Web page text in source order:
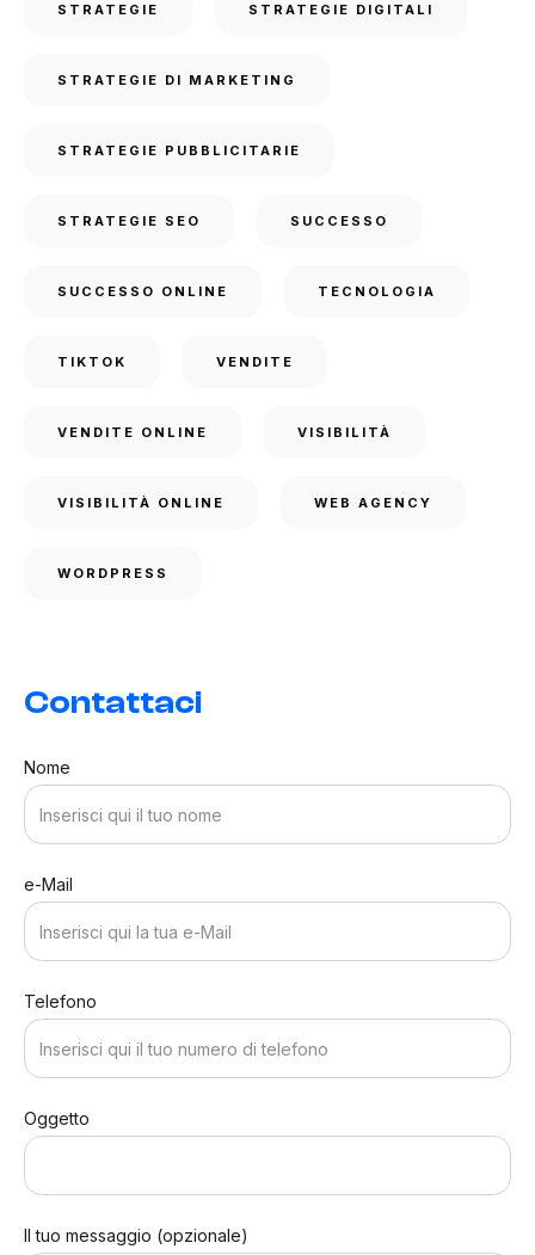
STRATEGIE STRATEGIE DIGITALI
STRATEGIE DI MARKETING
STRATEGIE PUBBLICITARIE
STRATEGIE SEO SUCCESSO
SUCCESSO ONLINE TECNOLOGIA
TIKTOK VENDITE
VENDITE ONLINE VISIBILITÀ
VISIBILITÀ ONLINE WEB AGENCY
WORDPRESS
Contattaci
Nome
e-Mail
Telefono
Oggetto
Il tuo messaggio (opzionale)